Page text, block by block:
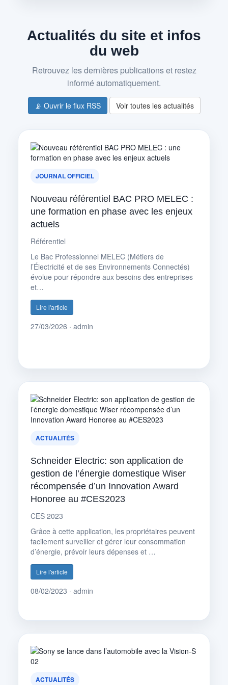
Actualités du site et infos
du web
Retrouvez les dernières publications et restez
informé automatiquement.
📡 Ouvrir le flux RSS Voir toutes les actualités
JOURNAL OFFICIEL
Nouveau référentiel BAC PRO MELEC :
une formation en phase avec les enjeux
actuels
Référentiel
Le Bac Professionnel MELEC (Métiers de
l’Électricité et de ses Environnements Connectés)
évolue pour répondre aux besoins des entreprises
et…
Lire l'article
27/03/2026 · admin
ACTUALITÉS
Schneider Electric: son application de
gestion de l’énergie domestique Wiser
récompensée d’un Innovation Award
Honoree au #CES2023
CES 2023
Grâce à cette application, les propriétaires peuvent
facilement surveiller et gérer leur consommation
d’énergie, prévoir leurs dépenses et …
Lire l'article
08/02/2023 · admin
ACTUALITÉS